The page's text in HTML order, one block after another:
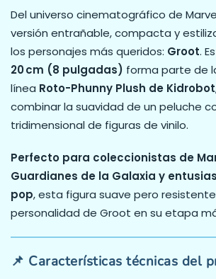
Del universo cinematográfico de
versión entrañable, compacta y
los personajes más queridos: Groot.
20 cm (8 pulgadas) forma parte de
línea Roto-Phunny Plush de Kidrobot
combinar la suavidad de un peluche
tridimensional de figuras de vinilo.
Perfecto para coleccionistas de
Guardianes de la Galaxia y
pop, esta figura suave pero
personalidad de Groot en su etapa
📌 Características técnicas del